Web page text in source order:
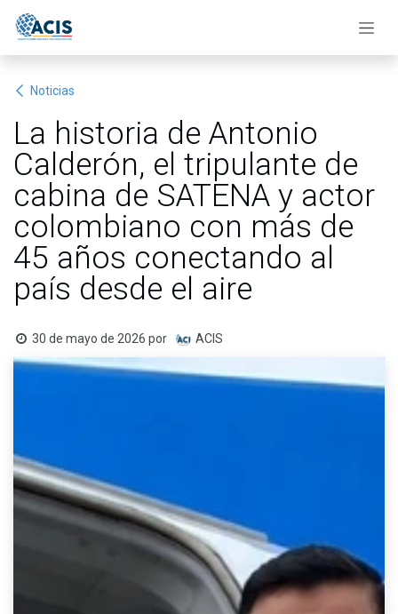
Noticias
La historia de Antonio
Calderón, el tripulante de
cabina de SATENA y actor
colombiano con más de
45 años conectando al
país desde el aire
30 de mayo de 2026 por ACIS